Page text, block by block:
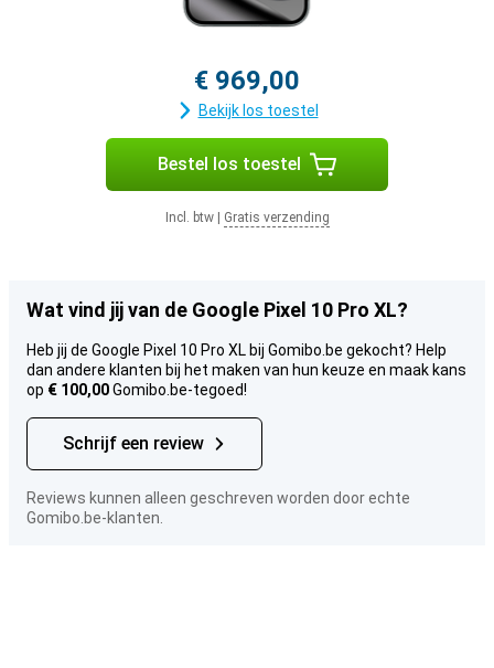
€ 969,00
Bekijk los toestel
Bestel los toestel
Incl. btw| Gratis verzending
Wat vind jij van de Google Pixel 10 Pro XL?
Heb jij de Google Pixel 10 Pro XL bij Gomibo.be gekocht? Help
dan andere klanten bij het maken van hun keuze en maak kans
op € 100,00Gomibo.be-tegoed!
Schrijf een review
Reviews kunnen alleen geschreven worden door echte
Gomibo.be-klanten.